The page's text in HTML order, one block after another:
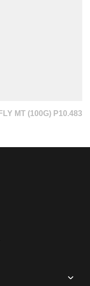
MT (100G) P10.483